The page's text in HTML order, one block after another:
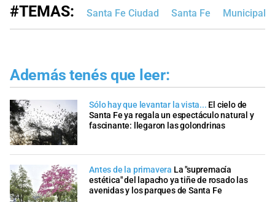
#TEMAS: Santa Fe Ciudad Santa Fe
Además tenés que leer:
Sólo hay que levantar la vista... El cielo de
Santa Fe ya regala un espectáculo natural y
fascinante: llegaron las golondrinas
Antes de la primavera La "supremacía
estética" del lapacho ya tiñe de rosado las
avenidas y los parques de Santa Fe